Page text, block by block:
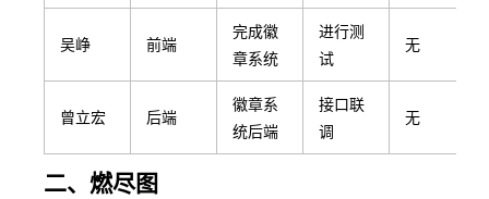
吴峥 前端
完成徽
章系统
进行测
试
无
曾立宏 后端
徽章系
统后端
接口联
调
无
二、燃尽图